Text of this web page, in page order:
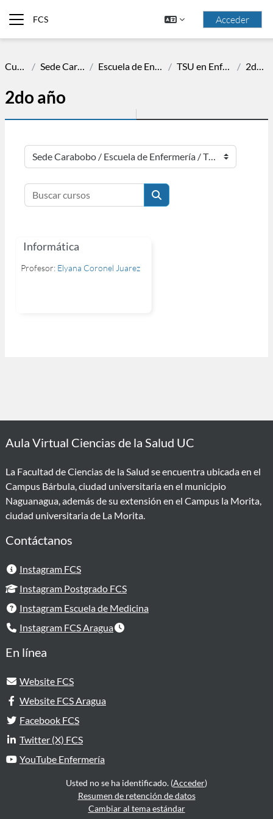
FCS Acceder
Cursos Sede Carabobo Escuela de Enfermería TSU en Enfermería 2do año
2do año
Categorías
Buscar cursos
Buscar cursos
Informática
Profesor: Elyana Coronel Juarez
Aula Virtual Ciencias de la Salud UC
La Facultad de Ciencias de la Salud se encuentra ubicada en el
Campus Bárbula, ciudad universitaria en el municipio
Naguanagua, además de su extensión en el Campus la Morita,
ciudad universitaria de La Morita.
Contáctanos
Instagram FCS
Instagram Postgrado FCS
Instagram Escuela de Medicina
Instagram FCS Aragua
En línea
Website FCS
Website FCS Aragua
Facebook FCS
Twitter (X) FCS
YouTube Enfermería
Usted no se ha identificado. (Acceder)
Resumen de retención de datos
Cambiar al tema estándar